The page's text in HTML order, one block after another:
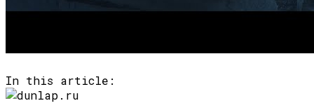
In this article: